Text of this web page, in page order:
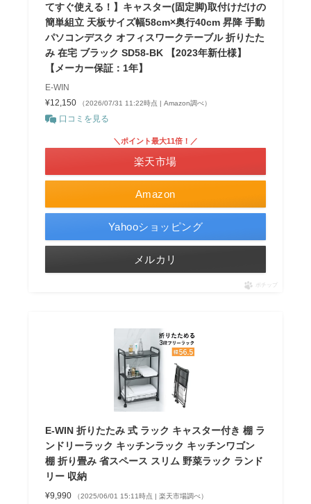
てすぐ使える！】キャスター(固定脚)取付けだけの
簡単組立 天板サイズ幅58cm×奥行40cm 昇降 手動
パソコンデスク オフィスワークテーブル 折りたた
み 在宅 ブラック SD58-BK 【2023年新仕様】
【メーカー保証：1年】
E-WIN
¥12,150
（2026/07/31 11:22時点 | Amazon調べ）
口コミを見る
Amazon
＼ポイント最大11倍！／
楽天市場
Yahooショッピング
メルカリ
ポチップ
E-WIN 折りたたみ 式 ラック キャスター付き 棚 ラ
ンドリーラック キッチンラック キッチンワゴン
棚 折り畳み 省スペース スリム 野菜ラック ランド
リー 収納
¥9,990 （2025/06/01 15:11時点 | 楽天市場調べ）